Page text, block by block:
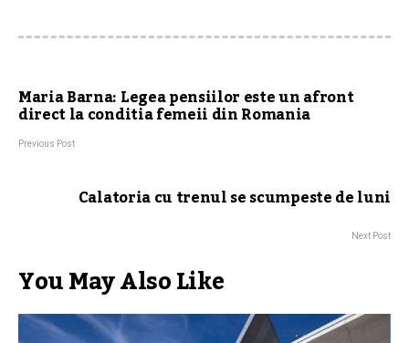
Maria Barna: Legea pensiilor este un afront
direct la conditia femeii din Romania
Previous Post
Calatoria cu trenul se scumpeste de luni
Next Post
You May Also Like